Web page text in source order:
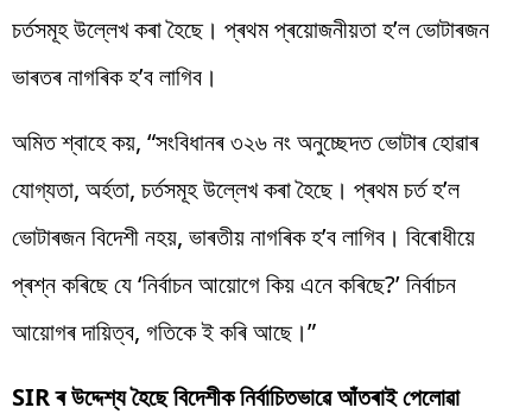
চৰ্তসমূহ উল্লেখ কৰা হৈছে। প্ৰথম প্ৰয়োজনীয়তা হ’ল ভোটাৰজন
ভাৰতৰ নাগৰিক হ’ব লাগিব।
অমিত শ্বাহে কয়, “সংবিধানৰ ৩২৬ নং অনুচ্ছেদত ভোটাৰ হোৱাৰ
যোগ্যতা, অৰ্হতা, চৰ্তসমূহ উল্লেখ কৰা হৈছে। প্ৰথম চৰ্ত হ’ল
ভোটাৰজন বিদেশী নহয়, ভাৰতীয় নাগৰিক হ’ব লাগিব। বিৰোধীয়ে
প্ৰশ্ন কৰিছে যে ‘নিৰ্বাচন আয়োগে কিয় এনে কৰিছে?’ নিৰ্বাচন
আয়োগৰ দায়িত্ব, গতিকে ই কৰি আছে।”
SIR ৰ উদ্দেশ্য হৈছে বিদেশীক নিৰ্বাচিতভাৱে আঁতৰাই পেলোৱা